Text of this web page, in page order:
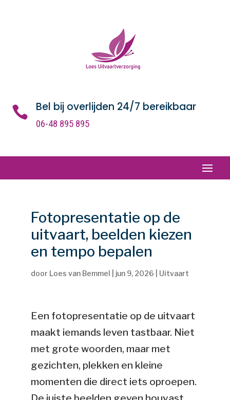
 Bel bij overlijden 24/7 bereikbaar
06-48 895 895
Fotopresentatie op de
uitvaart, beelden kiezen
en tempo bepalen
door Loes van Bemmel jun 9, 2026 Uitvaart
Een fotopresentatie op de uitvaart
maakt iemands leven tastbaar. Niet
met grote woorden, maar met
gezichten, plekken en kleine
momenten die direct iets oproepen.